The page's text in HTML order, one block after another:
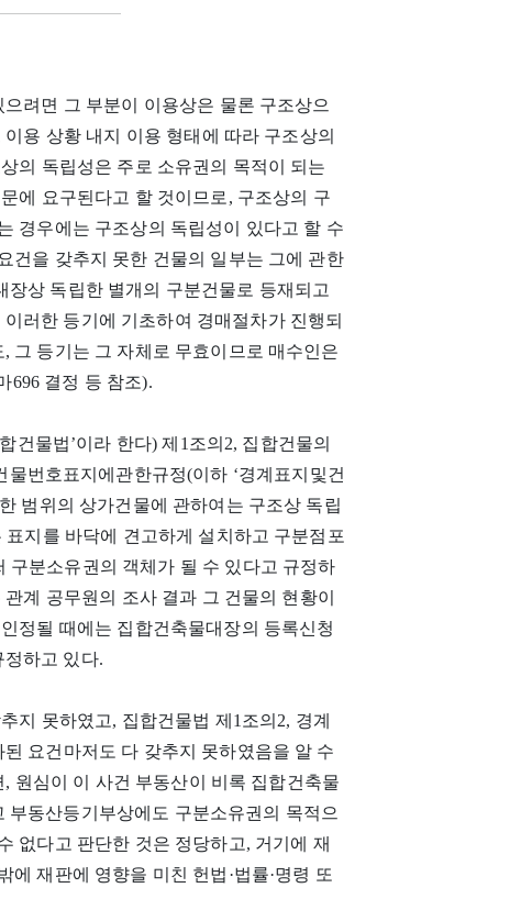
려면 그 부분이 이용상은 물론 구조상으
용 상황 내지 이용 형태에 따라 구조상의
의 독립성은 주로 소유권의 목적이 되는
에 요구된다고 할 것이므로, 구조상의 구
경우에는 구조상의 독립성이 있다고 할 수
건을 갖추지 못한 건물의 일부는 그에 관한
상 독립한 별개의 구분건물로 등재되고
러한 등기에 기초하여 경매절차가 진행되
그 등기는 그 자체로 무효이므로 매수인은
696 결정 등 참조).
건물법’이라 한다) 제1조의2, 집합건물의
번호표지에관한규정(이하 ‘경계표지및건
범위의 상가건물에 관하여는 구조상 독립
지를 바닥에 견고하게 설치하고 구분점포
구분소유권의 객체가 될 수 있다고 규정하
계 공무원의 조사 결과 그 건물의 현황이
정될 때에는 집합건축물대장의 등록신청
하고 있다.
지 못하였고, 집합건물법 제1조의2, 경계
요건마저도 다 갖추지 못하였음을 알 수
원심이 이 사건 부동산이 비록 집합건축물
동산등기부상에도 구분소유권의 목적으
없다고 판단한 것은 정당하고, 거기에 재
재판에 영향을 미친 헌법·법률·명령 또